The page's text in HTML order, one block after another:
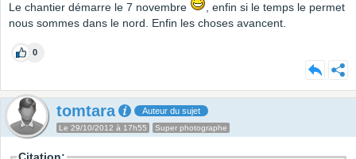
Le chantier démarre le 7 novembre
, enfin si le temps le permet
nous sommes dans le nord. Enfin les choses avancent.
0
tomtara Auteur du sujet
Le 29/10/2012 à 17h55 Super photographe